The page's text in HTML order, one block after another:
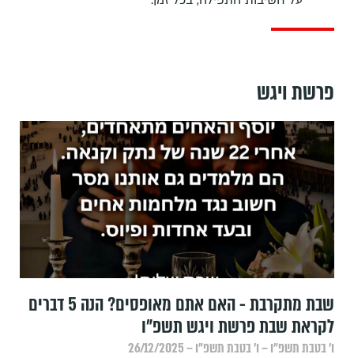
פרשת ויגש
שבת מתקרבת - האם אתם מאופסים? הנה 5 דברים
לקראת שבת פרשת ויגש תשפ״ו
ו׳ בטבת תשפ״ו – ו׳ בטבת תשפ״ו – 26/12/2025